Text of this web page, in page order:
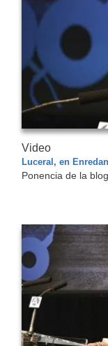
Video
Luceral, en
Ponencia de la